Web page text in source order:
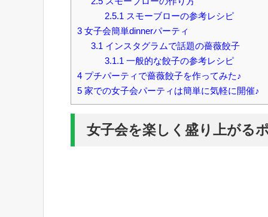
2.5.1 スモーブローの参考レシピ
3 女子会簡単dinnerパーティ
3.1 インスタグラムで話題の薔薇餃子
3.1.1 一般的な餃子の参考レシピ
4 プチパーティで薔薇餃子を作ってみた♪
5 家での女子会パーティは簡単に気軽に開催♪
女子会を楽しく盛り上がる